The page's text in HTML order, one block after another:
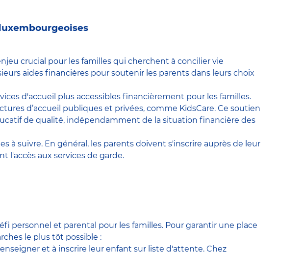
crucial pour les familles qui cherchent à concilier vie
aides financières pour soutenir les parents dans leurs choix
d'accueil plus accessibles financièrement pour les familles.
d’accueil publiques et privées, comme KidsCare. Ce soutien
de qualité, indépendamment de la situation financière des
à suivre. En général, les parents doivent s'inscrire auprès de leur
l'accès aux services de garde.
personnel et parental pour les familles. Pour garantir une place
le plus tôt possible :
et à inscrire leur enfant sur liste d'attente. Chez